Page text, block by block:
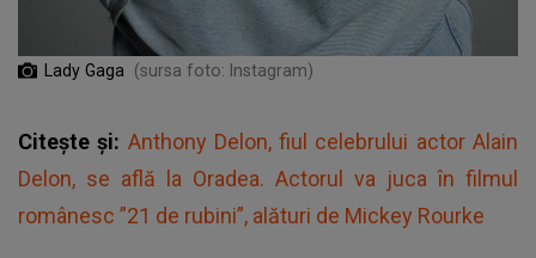
Lady Gaga (sursa foto: Instagram)
Citește și: Anthony Delon, fiul celebrului actor Alain
Delon, se află la Oradea. Actorul va juca în filmul
românesc ”21 de rubini”, alături de Mickey Rourke